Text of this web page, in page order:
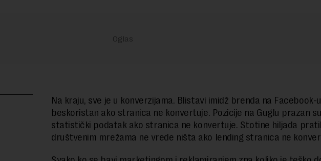
Na kraju, sve je u konverzijama. Blistavi imidž brenda na Facebook-
beskoristan ako stranica ne konvertuje. Pozicije na Guglu prazan su
statistički podatak ako stranica ne konvertuje. Stotine hiljada
društvenim mrežama ne vrede ništa ako lending stranica ne